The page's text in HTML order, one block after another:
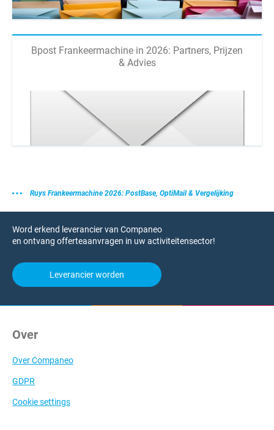
Bpost Frankeermachine in 2026: Partners, Prijzen
& Advies
Ruys Frankeermachine 2026: PostBase, OptiMail & Vergelijking
Word erkend leverancier van Companeo
en ontvang offerteaanvragen in uw activiteitensector!
Leverancier worden
Over
Over Companeo
GDPR
Cookie settings